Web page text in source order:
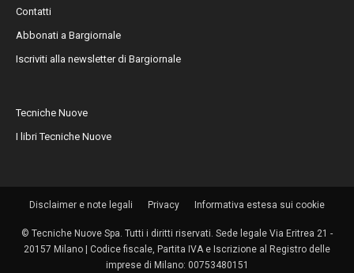
Contatti
Abbonati a Bargiornale
Iscriviti alla newsletter di Bargiornale
Tecniche Nuove
I libri Tecniche Nuove
Disclaimer e note legali Privacy Informativa estesa sui cookie
© Tecniche Nuove Spa. Tutti i diritti riservati. Sede legale Via Eritrea 21 -
20157 Milano | Codice fiscale, Partita IVA e Iscrizione al Registro delle
imprese di Milano: 00753480151